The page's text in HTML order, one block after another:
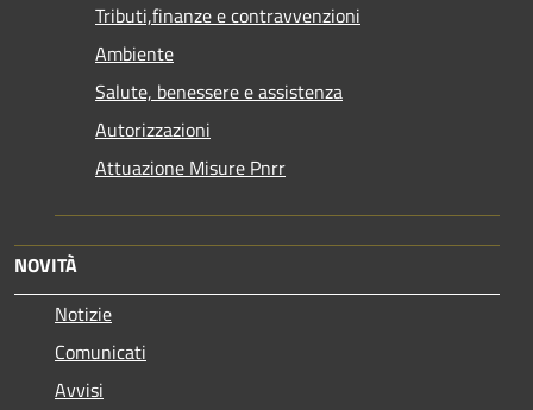
Tributi,finanze e contravvenzioni
Ambiente
Salute, benessere e assistenza
Autorizzazioni
Attuazione Misure Pnrr
NOVITÀ
Notizie
Comunicati
Avvisi